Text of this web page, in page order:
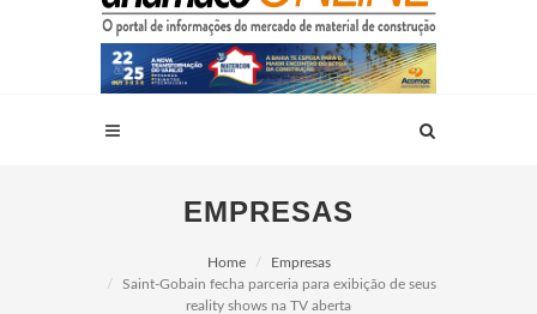
EMPRESAS
Home
Empresas
Saint-Gobain fecha parceria para exibição de seus
reality shows na TV aberta